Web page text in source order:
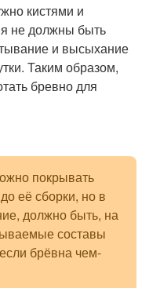
кистями и
не должны быть
и высыхание
Таким образом,
бревно для
покрывать
её сборки, но в
должно быть, на
составы
брёвна чем-